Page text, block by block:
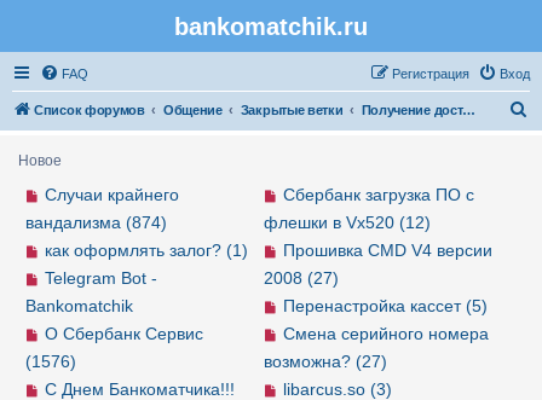
bankomatchik.ru
FAQ Вход
Регистрация
Список форумов Общение Закрытые ветки Получение доступа в закрыте ветки
Новое
Сбербанк загрузка ПО с
флешки в Vx520 (12)
Прошивка CMD V4 версии
2008 (27)
Перенастройка кассет (5)
Смена серийного номера
возможна? (27)
libarcus.so (3)
Случаи крайнего
вандализма (874)
как оформлять залог? (1)
Telegram Bot -
Bankomatchik
О Сбербанк Сервис
(1576)
С Днем Банкоматчика!!!